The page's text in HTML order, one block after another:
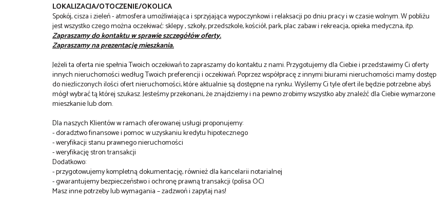
LOKALIZACJA/OTOCZENIE/OKOLICA
Spokój, cisza i zieleń - atmosfera umożliwiająca i sprzyjająca wypoczynkowi i relaksacji po dniu pracy i w czasie wolnym. W pobliżu
jest wszystko czego można oczekiwać: sklepy , szkoły, przedszkole, kościół, park, plac zabaw i rekreacja, opieka medyczna, itp.
Zapraszamy do kontaktu w sprawie szczegółów oferty.
Zapraszamy na prezentację mieszkania.
Jeżeli ta oferta nie spełnia Twoich oczekiwań to zapraszamy do kontaktu z nami. Przygotujemy dla Ciebie i przedstawimy Ci oferty
innych nieruchomości według Twoich preferencji i oczekiwań. Poprzez współpracę z innymi biurami nieruchomości mamy dostęp
do niezliczonych ilości ofert nieruchomości, które aktualnie są dostępne na rynku. Wyślemy Ci tyle ofert ile będzie potrzebne abyś
mógł wybrać tą której szukasz. Jesteśmy przekonani, że znajdziemy i na pewno zrobimy wszystko aby znaleźć dla Ciebie wymarzone
mieszkanie lub dom.
Dla naszych Klientów w ramach oferowanej usługi proponujemy:
- doradztwo finansowe i pomoc w uzyskaniu kredytu hipotecznego
- weryfikacji stanu prawnego nieruchomości
- weryfikację stron transakcji
Dodatkowo:
- przygotowujemy kompletną dokumentację, również dla kancelarii notarialnej
- gwarantujemy bezpieczeństwo i ochronę prawną transakcji (polisa OC)
Masz inne potrzeby lub wymagania – zadzwoń i zapytaj nas!